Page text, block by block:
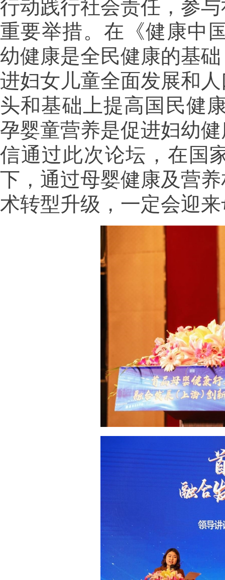
行动践行社会责任，参
重要举措。在《健康中
幼健康是全民健康的基
进妇女儿童全面发展和
头和基础上提高国民健
孕婴童营养是促进妇幼
信通过此次论坛，在国
下，通过母婴健康及营
术转型升级，一定会迎